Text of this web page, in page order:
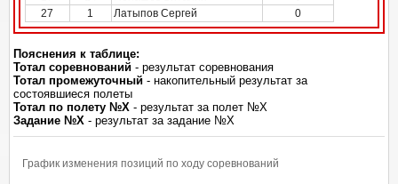
27
1 Латыпов Сергей 0
Пояснения к таблице:
Тотал соревнований - результат соревнования
Тотал промежуточный - накопительный результат за
состоявшиеся полеты
Тотал по полету №Х - результат за полет №Х
Задание №Х - результат за задание №Х
График изменения позиций по ходу соревнований